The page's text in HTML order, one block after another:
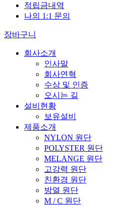
적립금내역
나의 1:1 문의
장바구니
회사소개
인사말
회사연혁
수상 및 인증
오시는 길
설비현황
보유설비
제품소개
NYLON 원단
POLYSTER 원단
MELANGE 원단
고강력 원단
친환경 원단
방열 원단
M / C 원단